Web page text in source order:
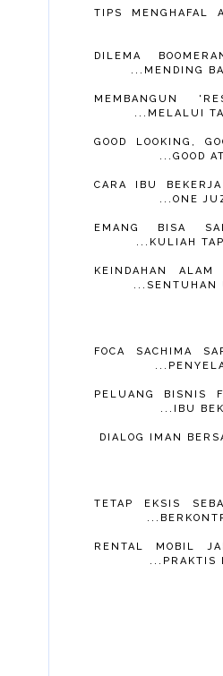
TIPS MENGHAFAL
DILEMA
MENDING
MEMBANGUN
MELALUI
GOOD LOOKING,
GOOD
CARA IBU
ONE
EMANG BISA
KULIAH
KEINDAHAN ALAM
SENTUHAN
FOCA SACHIMA
PELUANG BISNIS
IBU
DIALOG IMAN
TETAP EKSIS
RENTAL MOBIL
PRAKTIS